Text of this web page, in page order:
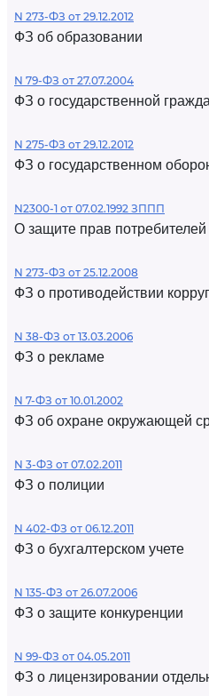
N 273-ФЗ от 29.12.2012
ФЗ об образовании
N 79-ФЗ от 27.07.2004
ФЗ о государственной
N 275-ФЗ от 29.12.2012
ФЗ о государственном
N2300-1 от 07.02.1992 ЗППП
О защите прав потребителей
N 273-ФЗ от 25.12.2008
ФЗ о противодействии
N 38-ФЗ от 13.03.2006
ФЗ о рекламе
N 7-ФЗ от 10.01.2002
ФЗ об охране окружающей
N 3-ФЗ от 07.02.2011
ФЗ о полиции
N 402-ФЗ от 06.12.2011
ФЗ о бухгалтерском учете
N 135-ФЗ от 26.07.2006
ФЗ о защите конкуренции
N 99-ФЗ от 04.05.2011
ФЗ о лицензировании